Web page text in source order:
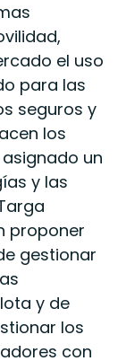
el uso
para las
seguros y
los
un
y las
proponer
gestionar
y de
los
con